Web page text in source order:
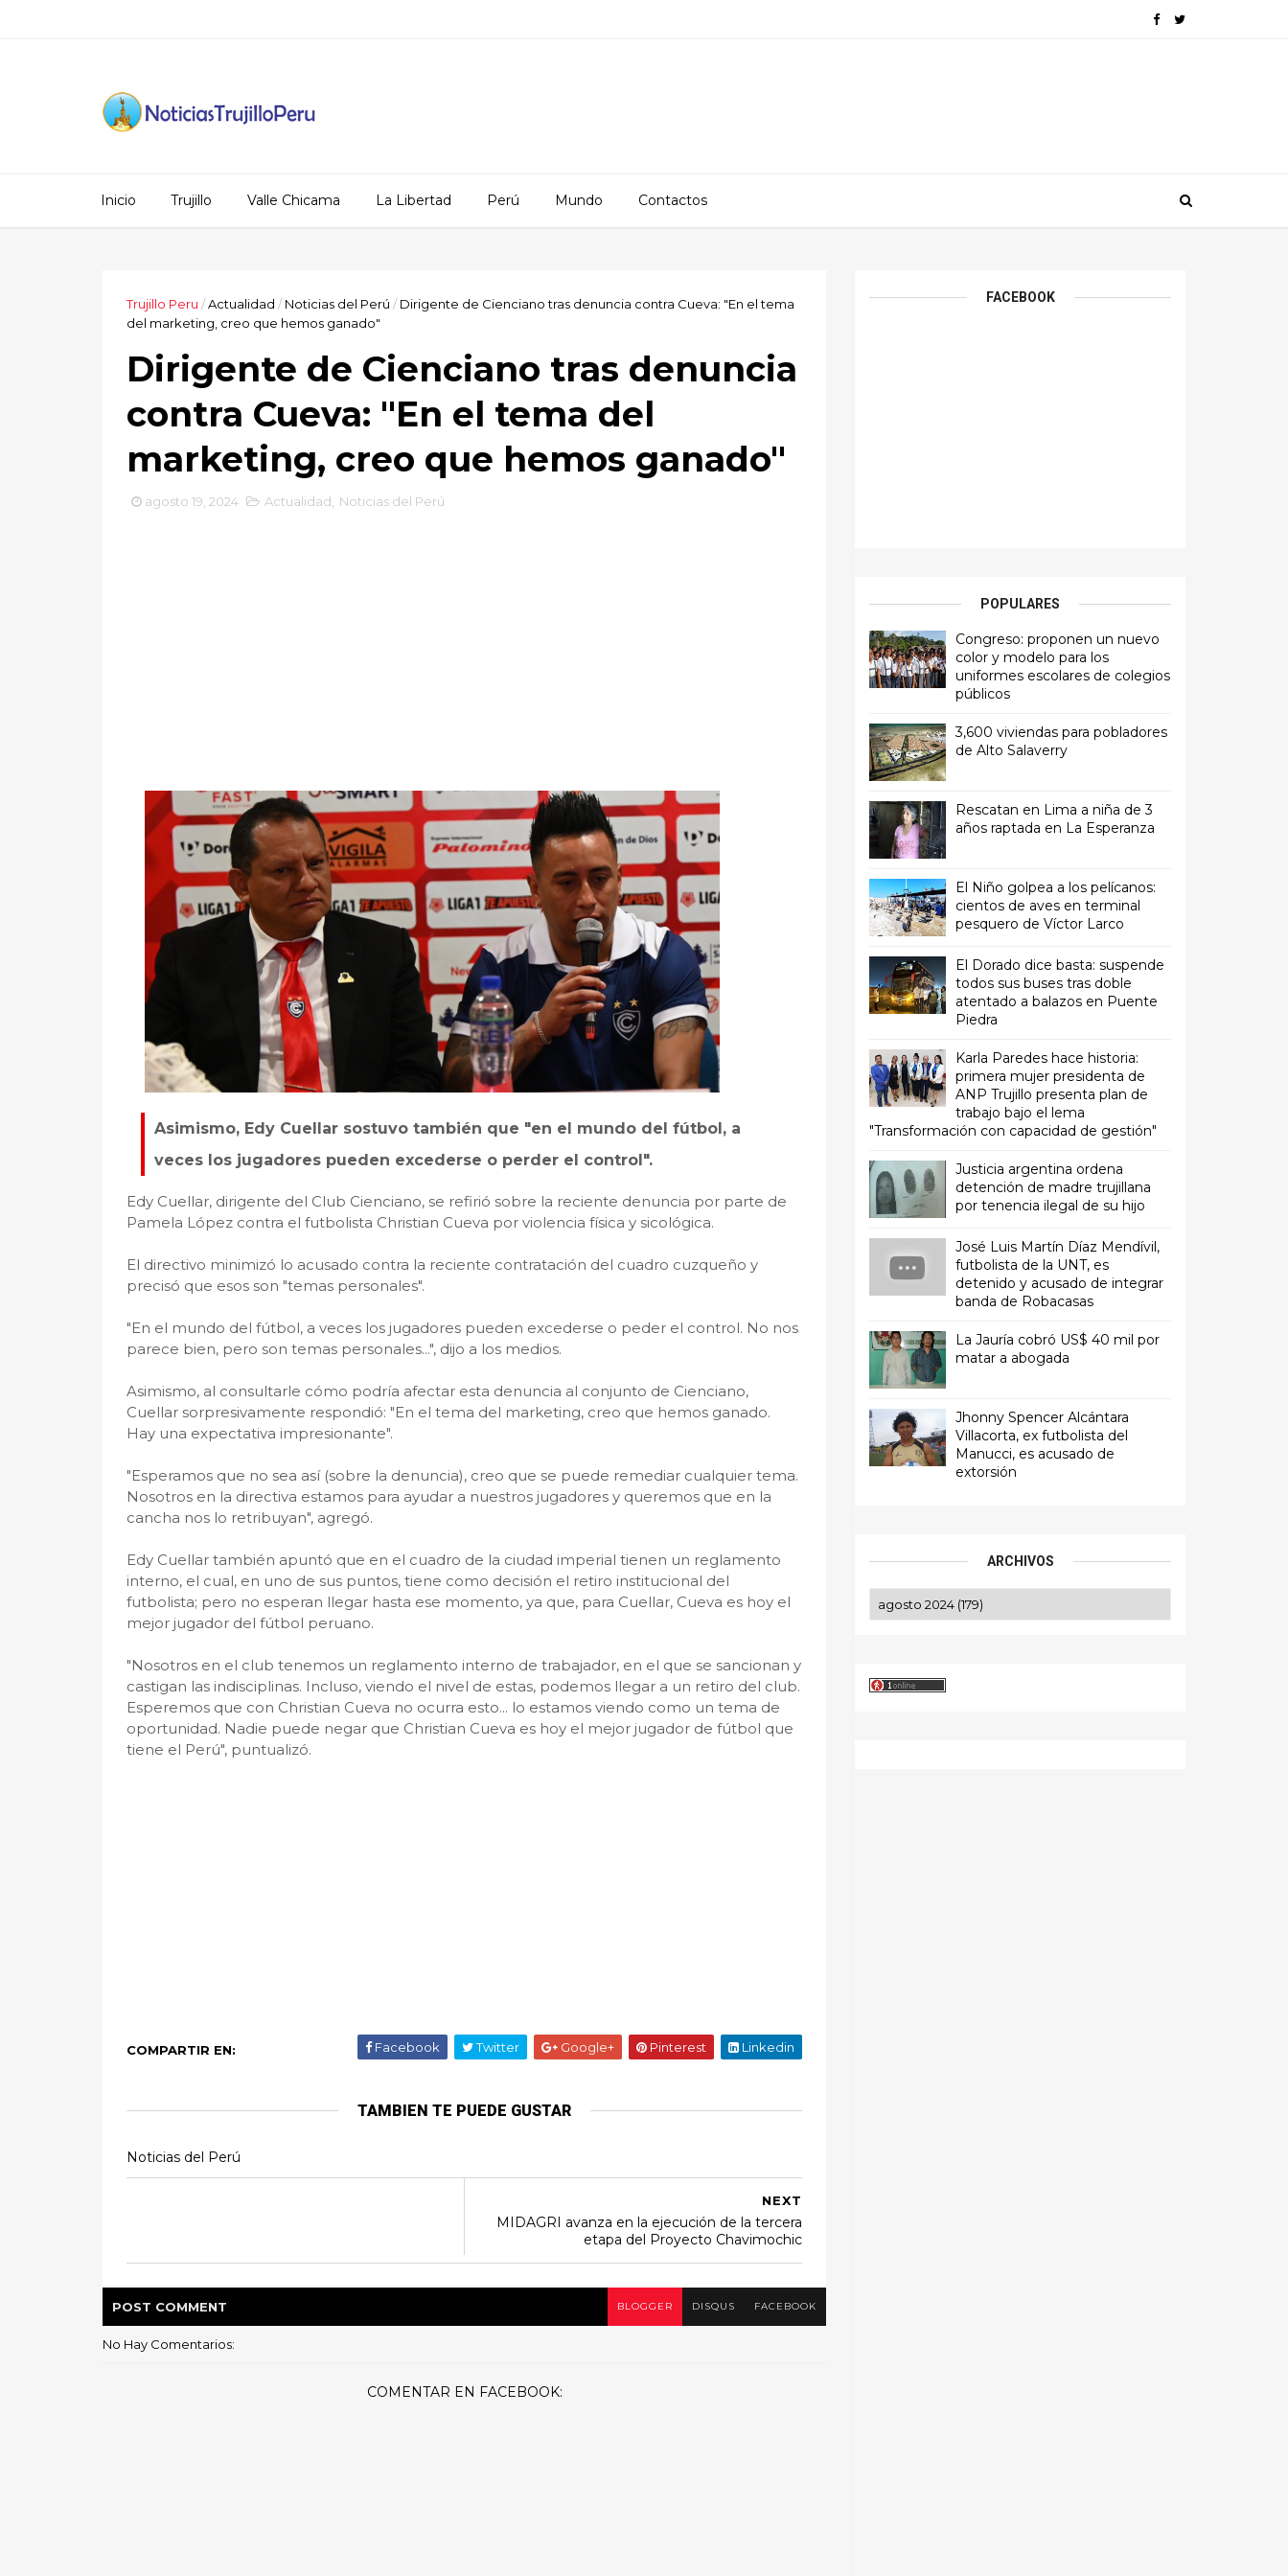
Inicio Trujillo Valle Chicama La Libertad Perú Mundo Contactos
Trujillo Peru /Actualidad / Noticias del Perú / Dirigente de Cienciano tras denuncia contra Cueva: "En el tema
del marketing, creo que hemos ganado"
Dirigente de Cienciano tras denuncia
contra Cueva: "En el tema del
marketing, creo que hemos ganado"
agosto 19, 2024 Actualidad Noticias del Perú
Asimismo, Edy Cuellar sostuvo también que "en el mundo del fútbol, a
veces los jugadores pueden excederse o perder el control".
Edy Cuellar, dirigente del Club Cienciano, se refirió sobre la reciente denuncia por parte de
Pamela López contra el futbolista Christian Cueva por violencia física y sicológica.
El directivo minimizó lo acusado contra la reciente contratación del cuadro cuzqueño y
precisó que esos son "temas personales".
"En el mundo del fútbol, a veces los jugadores pueden excederse o peder el control. No nos
parece bien, pero son temas personales...", dijo a los medios.
Asimismo, al consultarle cómo podría afectar esta denuncia al conjunto de Cienciano,
Cuellar sorpresivamente respondió: "En el tema del marketing, creo que hemos ganado.
Hay una expectativa impresionante".
"Esperamos que no sea así (sobre la denuncia), creo que se puede remediar cualquier tema.
Nosotros en la directiva estamos para ayudar a nuestros jugadores y queremos que en la
cancha nos lo retribuyan", agregó.
Edy Cuellar también apuntó que en el cuadro de la ciudad imperial tienen un reglamento
interno, el cual, en uno de sus puntos, tiene como decisión el retiro institucional del
futbolista; pero no esperan llegar hasta ese momento, ya que, para Cuellar, Cueva es hoy el
mejor jugador del fútbol peruano.
"Nosotros en el club tenemos un reglamento interno de trabajador, en el que se sancionan y
castigan las indisciplinas. Incluso, viendo el nivel de estas, podemos llegar a un retiro del club.
Esperemos que con Christian Cueva no ocurra esto... lo estamos viendo como un tema de
oportunidad. Nadie puede negar que Christian Cueva es hoy el mejor jugador de fútbol que
tiene el Perú", puntualizó.
COMPARTIR EN: Facebook Twitter Google+ Pinterest Linkedin
TAMBIEN TE PUEDE GUSTAR
Noticias del Perú
NEXT
MIDAGRI avanza en la ejecución de la tercera
etapa del Proyecto Chavimochic
POST COMMENT BLOGGER DISQUS FACEBOOK
No Hay Comentarios:
COMENTAR EN FACEBOOK:
FACEBOOK
POPULARES
Congreso: proponen un nuevo
color y modelo para los
uniformes escolares de colegios
públicos
3,600 viviendas para pobladores
de Alto Salaverry
Rescatan en Lima a niña de 3
años raptada en La Esperanza
El Niño golpea a los pelícanos:
cientos de aves en terminal
pesquero de Víctor Larco
El Dorado dice basta: suspende
todos sus buses tras doble
atentado a balazos en Puente
Piedra
Karla Paredes hace historia:
primera mujer presidenta de
ANP Trujillo presenta plan de
trabajo bajo el lema
"Transformación con capacidad de gestión"
Justicia argentina ordena
detención de madre trujillana
por tenencia ilegal de su hijo
José Luis Martín Díaz Mendívil,
futbolista de la UNT, es
detenido y acusado de integrar
banda de Robacasas
La Jauría cobró US$ 40 mil por
matar a abogada
Jhonny Spencer Alcántara
Villacorta, ex futbolista del
Manucci, es acusado de
extorsión
ARCHIVOS